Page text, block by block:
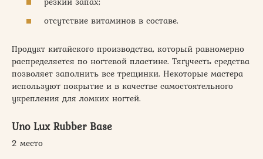
отсутствие витаминов в составе.
Продукт китайского производства, который равномерно
распределяется по ногтевой пластине. Тягучесть средства
позволяет заполнить все трещинки. Некоторые мастера
используют покрытие и в качестве самостоятельного
укрепления для ломких ногтей.
Uno Lux Rubber Base
2 место